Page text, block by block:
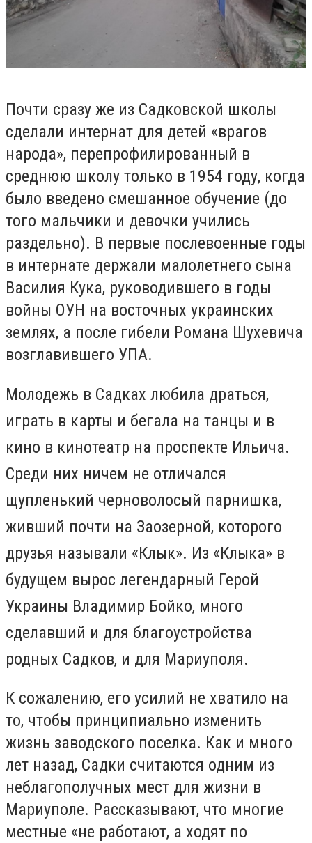
Почти сразу же из Садковской школы
сделали интернат для детей «врагов
народа», перепрофилированный в
среднюю школу только в 1954 году, когда
было введено смешанное обучение (до
того мальчики и девочки учились
раздельно). В первые послевоенные годы
в интернате держали малолетнего сына
Василия Кука, руководившего в годы
войны ОУН на восточных украинских
землях, а после гибели Романа Шухевича
возглавившего УПА.
Молодежь в Садках любила драться,
играть в карты и бегала на танцы и в
кино в кинотеатр на проспекте Ильича.
Среди них ничем не отличался
щупленький черноволосый парнишка,
живший почти на Заозерной, которого
друзья называли «Клык». Из «Клыка» в
будущем вырос легендарный Герой
Украины Владимир Бойко, много
сделавший и для благоустройства
родных Садков, и для Мариуполя.
К сожалению, его усилий не хватило на
то, чтобы принципиально изменить
жизнь заводского поселка. Как и много
лет назад, Садки считаются одним из
неблагополучных мест для жизни в
Мариуполе. Рассказывают, что многие
местные «не работают, а ходят по